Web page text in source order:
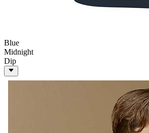
Blue
Midnight
Dip